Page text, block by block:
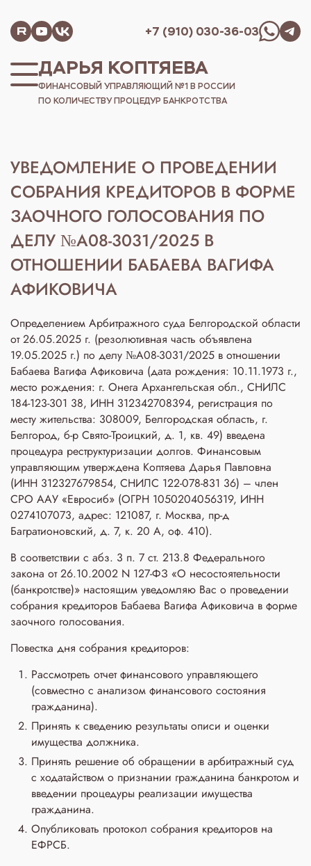
+7 (910) 030-36-03
ДАРЬЯ КОПТЯЕВА
ФИНАНСОВЫЙ УПРАВЛЯЮЩИЙ №1 В РОССИИ
ПО КОЛИЧЕСТВУ ПРОЦЕДУР БАНКРОТСТВА
УВЕДОМЛЕНИЕ О ПРОВЕДЕНИИ
СОБРАНИЯ КРЕДИТОРОВ В ФОРМЕ
ЗАОЧНОГО ГОЛОСОВАНИЯ ПО
ДЕЛУ №А08-3031/2025 В
ОТНОШЕНИИ БАБАЕВА ВАГИФА
АФИКОВИЧА
Определением Арбитражного суда Белгородской области
от 26.05.2025 г. (резолютивная часть объявлена
19.05.2025 г.) по делу №А08-3031/2025 в отношении
Бабаева Вагифа Афиковича (дата рождения: 10.11.1973 г.,
место рождения: г. Онега Архангельская обл., СНИЛС
184-123-301 38, ИНН 312342708394, регистрация по
месту жительства: 308009, Белгородская область, г.
Белгород, б-р Свято-Троицкий, д. 1, кв. 49) введена
процедура реструктуризации долгов. Финансовым
управляющим утверждена Коптяева Дарья Павловна
(ИНН 312327679854, СНИЛС 122-078-831 36) – член
СРО ААУ «Евросиб» (ОГРН 1050204056319, ИНН
0274107073, адрес: 121087, г. Москва, пр-д
Багратионовский, д. 7, к. 20 А, оф. 410).
В соответствии с абз. 3 п. 7 ст. 213.8 Федерального
закона от 26.10.2002 N 127-ФЗ «О несостоятельности
(банкротстве)» настоящим уведомляю Вас о проведении
собрания кредиторов Бабаева Вагифа Афиковича в форме
заочного голосования.
Повестка дня собрания кредиторов:
Рассмотреть отчет финансового управляющего
(совместно с анализом финансового состояния
гражданина).
Принять к сведению результаты описи и оценки
имущества должника.
Принять решение об обращении в арбитражный суд
с ходатайством о признании гражданина банкротом и
введении процедуры реализации имущества
гражданина.
Опубликовать протокол собрания кредиторов на
ЕФРСБ.